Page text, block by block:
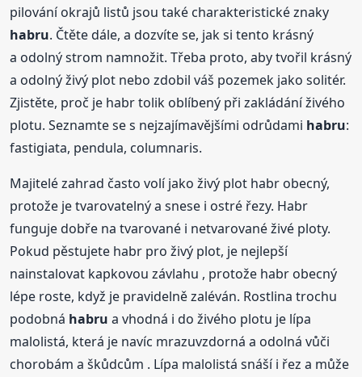
pilování okrajů listů jsou také charakteristické znaky
habru. Čtěte dále, a dozvíte se, jak si tento krásný
a odolný strom namnožit. Třeba proto, aby tvořil krásný
a odolný živý plot nebo zdobil váš pozemek jako solitér.
Zjistěte, proč je habr tolik oblíbený při zakládání živého
plotu. Seznamte se s nejzajímavějšími odrůdami habru:
fastigiata, pendula, columnaris.
Majitelé zahrad často volí jako živý plot habr obecný,
protože je tvarovatelný a snese i ostré řezy. Habr
funguje dobře na tvarované i netvarované živé ploty.
Pokud pěstujete habr pro živý plot, je nejlepší
nainstalovat kapkovou závlahu , protože habr obecný
lépe roste, když je pravidelně zaléván. Rostlina trochu
podobná habru a vhodná i do živého plotu je lípa
malolistá, která je navíc mrazuvzdorná a odolná vůči
chorobám a škůdcům . Lípa malolistá snáší i řez a může